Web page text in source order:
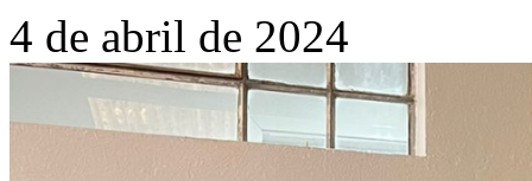
4 de abril de 2024